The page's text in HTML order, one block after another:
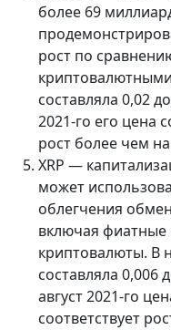
более 69
рост по
составляла 0,02
2021-го его цена
рост более чем
XRP —
может
облегчения
включая фиатные
криптовалюты. В
составляла 0,006
август 2021-го
соответствует